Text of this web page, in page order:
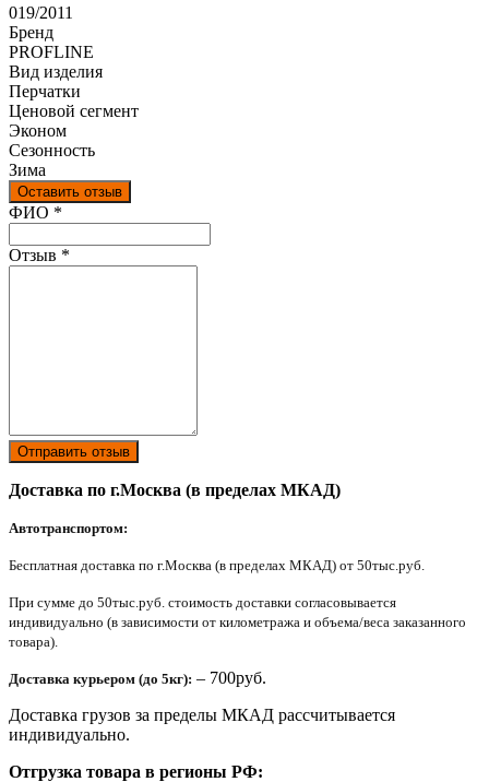
019/2011
Бренд
PROFLINE
Вид изделия
Перчатки
Ценовой сегмент
Эконом
Сезонность
Зима
Оставить отзыв
Ваш отзыв был отправлен!
ФИО *
Отзыв *
Отправить отзыв
Доставка по г.Москва (в пределах МКАД)
Автотранспортом:
Бесплатная доставка по г.Москва (в пределах МКАД) от 50тыс.руб.
При сумме до 50тыс.руб. стоимость доставки согласовывается
индивидуально (в зависимости от километража и объема/веса заказанного
товара).
Доставка курьером (до 5кг): – 700руб.
Доставка грузов за пределы МКАД рассчитывается
индивидуально.
Отгрузка товара в регионы РФ: